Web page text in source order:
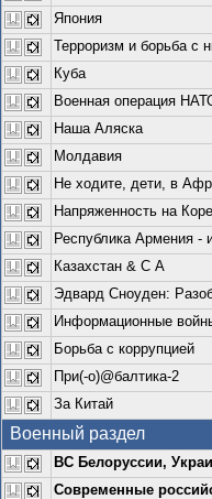
Япония
Терроризм и борьба с
Куба
Военная операция
Наша Аляска
Молдавия
Не ходите, дети, в
Напряженность на
Республика Армения
Казахстан & С А
Эдвард Сноуден:
Информационные
Борьба с коррупцией
При(-о)@балтика-2
За Китай
Военный раздел
ВС Белоруссии,
Современные